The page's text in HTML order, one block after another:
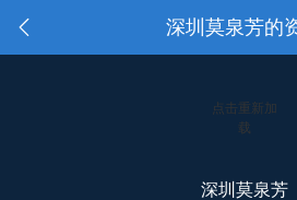
深圳莫泉芳的
点击重新加
载
深圳莫泉芳